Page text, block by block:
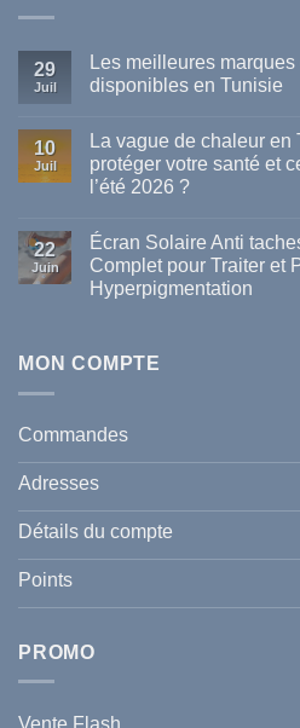
29
Juil
Les meilleures
disponibles en Tunisie
sur
meilleures
marques
disponibles
en
Tunisie
10
Juil
La vague de chaleur en
protéger votre santé et
l’été 2026 ?
sur
La
vague
de
comment
et
celle
de
votre
famille
durant
l’été
2026
?
22
Juin
Écran Solaire Anti
Complet pour Traiter et
Hyperpigmentation
Écran
Solaire
Tunisie
Guide
pour
Traiter
Prévenir
MON COMPTE
Commandes
Adresses
Détails du compte
Points
PROMO
Vente Flash